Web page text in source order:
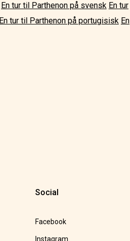
En tur til Parthenon på svensk En tur
En tur til Parthenon på portugisisk En
Social
Facebook
Instagram